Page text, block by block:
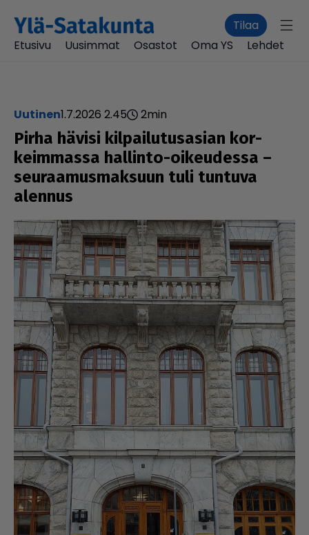
Tilaa
Etusivu
Uusimmat Osastot Oma YS Lehdet
uutinen1.7.2026 2.45 2min
Pirha hävisi kil­pai­lu­tu­sa­sian kor­
keim­massa hallinto-oikeu­dessa –
seu­raa­mus­mak­suun tuli tuntuva
alennus